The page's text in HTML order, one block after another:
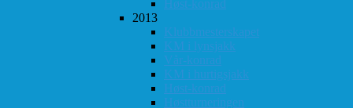
Høst-konrad
2013
Klubbmesterskapet
KM i lynsjakk
Vår-konrad
KM i hurtigsjakk
Høst-konrad
Høstturneringen